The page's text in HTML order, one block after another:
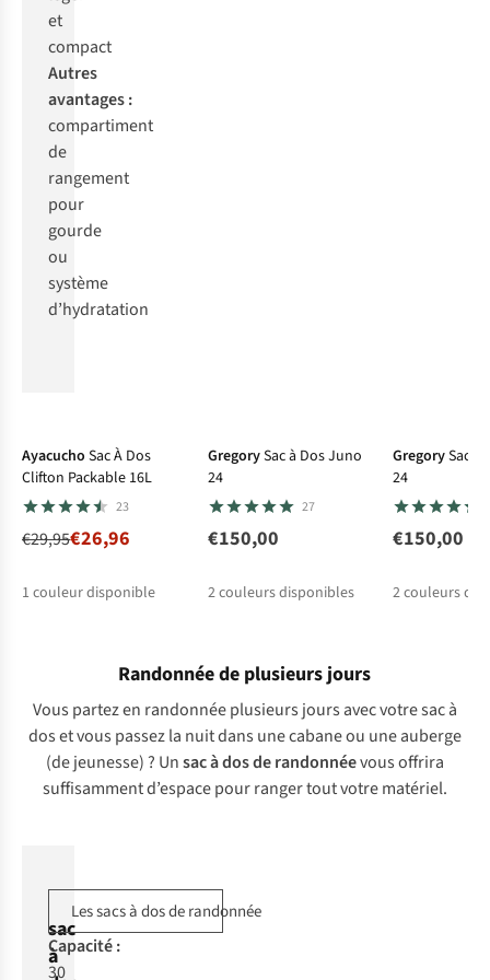
et
compact
Autres
avantages:
compartiment
de
rangement
pour
gourde
ou
système
d’hydratation
Ayacucho Sac À Dos
Clifton Packable 16L
23
€29,95€26,96
1 couleur disponible
GregorySac à Dos Juno
24
27
€150,00
2couleurs disponibles
GregorySac à
24
€150,00
2couleurs
Randonnée de plusieurs jours
Vous partez en randonnée plusieurs jours avec votre sac à
dos et vous passez la nuit dans une cabane ou une auberge
(de jeunesse) ? Unsac à dos de randonnéevous offrira
suffisamment d’espace pour ranger tout votre matériel.
sac
à
Capacité:
30
Les sacs à dos de randonnée